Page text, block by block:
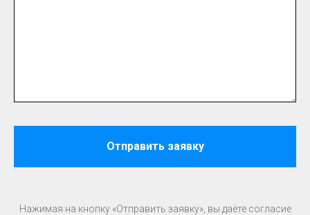
Отправить заявку
Нажимая на кнопку «Отправить заявку», вы даёте согласие